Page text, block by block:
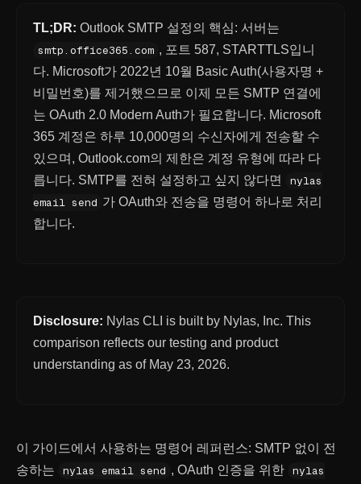
TL;DR: Outlook SMTP 설정의 핵심: 서버는
smtp.office365.com , 포트 587, STARTTLS입니
다. Microsoft가 2022년 10월 Basic Auth(사용자명 +
비밀번호)를 제거했으므로 이제 모든 SMTP 연결에
는 OAuth 2.0 Modern Auth가 필요합니다. Microsoft
365 계정은 하루 10,000명의 수신자에게 전송할 수
있으며, Outlook.com의 제한은 계정 유형에 따라 다
릅니다. SMTP를 전혀 설정하고 싶지 않다면
nylas
email send 가 OAuth와 전송을 명령어 하나로 처리
합니다.
Disclosure: Nylas CLI is built by Nylas, Inc. This
comparison reflects our testing and product
understanding as of May 23, 2026.
이 가이드에서 사용하는 명령어 레퍼런스: SMTP 없이 전
송하는
nylas email send , OAuth 인증을 위한 nylas